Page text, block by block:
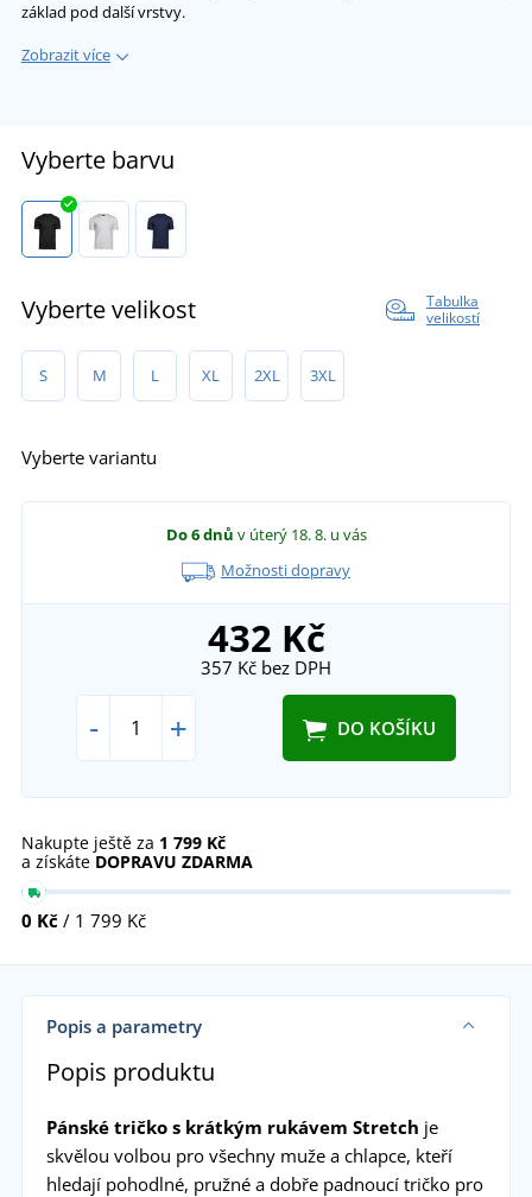
základ pod další vrstvy.
Zobrazit více
Vyberte barvu
Vyberte velikost
Tabulka
velikostí
S M L XL 2XL 3XL
Vyberte variantu
Do 6 dnů v úterý 18. 8. u vás
Možnosti dopravy
432 Kč
357 Kč bez DPH
- + DO KOŠÍKU
Nakupte ještě za 1 799 Kč
a získáte DOPRAVU ZDARMA
0 Kč / 1 799 Kč
Popis a parametry
Popis produktu
Pánské tričko s krátkým rukávem Stretch je
skvělou volbou pro všechny muže a chlapce, kteří
hledají pohodlné, pružné a dobře padnoucí tričko pro